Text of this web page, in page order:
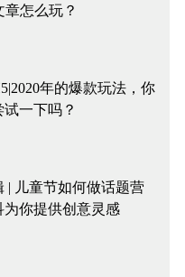
章怎么玩？
年的爆款玩法，你
一下吗？
| 儿童节如何做话题营
为你提供创意灵感